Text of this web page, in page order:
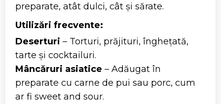
preparate, atât dulci, cât și sărate.
Utilizări frecvente:
Deserturi – Torturi, prăjituri, înghețată,
tarte și cocktailuri.
Mâncăruri asiatice – Adăugat în
preparate cu carne de pui sau porc, cum
ar fi sweet and sour.